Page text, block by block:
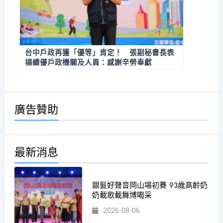
台中戶政再獲「優等」肯定！ 張副秘書長表
揚績優戶政機關及人員：感謝辛勞奉獻
廣告贊助
最新消息
銀髮好聲音岡山場初賽 93歲高齡奶
奶載歌載舞博喝采
2026-08-06